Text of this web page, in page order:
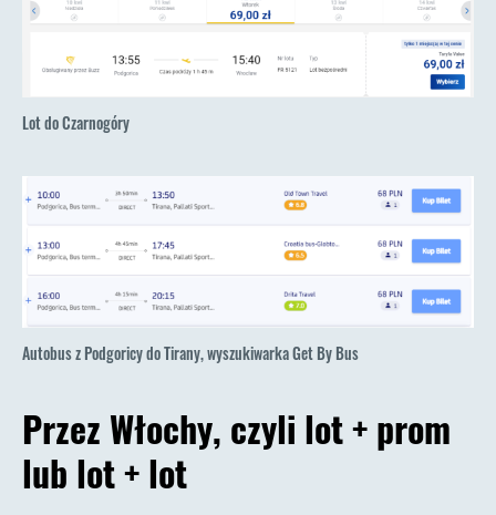
Lot do Czarnogóry
Autobus z Podgoricy do Tirany, wyszukiwarka Get By Bus
Przez Włochy, czyli lot + prom
lub lot + lot